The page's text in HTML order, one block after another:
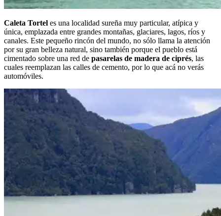
Caleta Tortel es una localidad sureña muy particular, atípica y
única, emplazada entre grandes montañas, glaciares, lagos, ríos y
canales. Este pequeño rincón del mundo, no sólo llama la atención
por su gran belleza natural, sino también porque el pueblo está
cimentado sobre una red de pasarelas de madera de ciprés, las
cuales reemplazan las calles de cemento, por lo que acá no verás
automóviles.